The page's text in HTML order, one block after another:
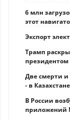
6 млн
этот
Экспорт
Трамп
Две смерти
- в
В России
приложений